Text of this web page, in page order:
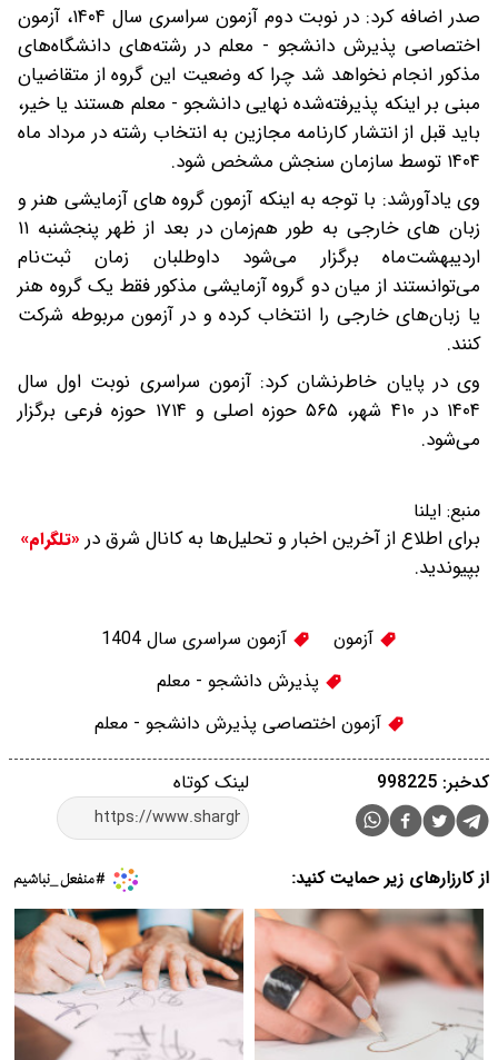
صدر اضافه کرد: در نوبت دوم آزمون سراسری سال ۱۴۰۴، آزمون
اختصاصی پذیرش دانشجو - معلم در رشته‌های دانشگاه‌های
مذکور انجام نخواهد شد چرا که وضعیت این گروه از متقاضیان
مبنی بر اینکه پذیرفته‌شده نهایی دانشجو - معلم هستند یا خیر،
باید قبل از انتشار کارنامه مجازین به انتخاب رشته در مرداد ماه
۱۴۰۴ توسط سازمان سنجش مشخص شود.
وی یادآورشد: با توجه به اینکه آزمون گروه های آزمایشی هنر و
زبان های خارجی به طور هم‌زمان در بعد از ظهر پنجشنبه ۱۱
اردیبهشت‌ماه برگزار می‌شود داوطلبان زمان ثبت‌نام
می‌توانستند از میان دو گروه آزمایشی مذکور فقط یک گروه هنر
یا زبان‌های خارجی را انتخاب کرده و در آزمون مربوطه شرکت
کنند.
وی در پایان خاطرنشان کرد: آزمون سراسری نوبت اول سال
۱۴۰۴ در ۴۱۰ شهر، ۵۶۵ حوزه اصلی و ۱۷۱۴ حوزه فرعی برگزار
می‌شود.
منبع: ایلنا
برای اطلاع از آخرین اخبار و تحلیل‌ها به کانال شرق در «تلگرام»
بپیوندید.
آزمون
آزمون سراسری سال 1404
پذیرش دانشجو - معلم
آزمون اختصاصی پذیرش دانشجو - معلم
لینک کوتاه کدخبر: 998225
از کارزارهای زیر حمایت کنید: